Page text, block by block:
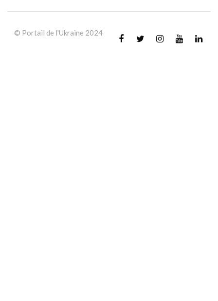
© Portail de l'Ukraine 2024